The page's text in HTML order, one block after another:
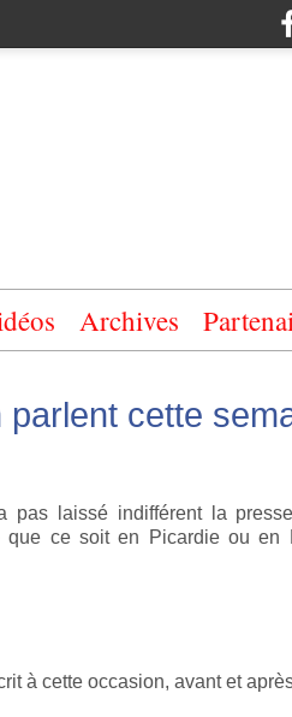
Archives
cette
pas laissé indifférent la
que ce soit en Picardie ou en
à cette occasion, avant et